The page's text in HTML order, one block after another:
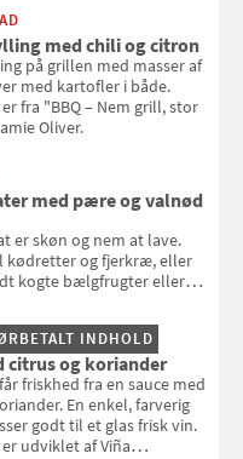
med chili og citron
på grillen med masser af
med kartofler i både.
fra "BBQ – Nem grill, stor
Oliver.
med pære og valnød
er skøn og nem at lave.
kødretter og fjerkræ, eller
kogte bælgfrugter eller
måltid. Opskriften er fra
kogebog "Salat".
INDHOLD
citrus og koriander
friskhed fra en sauce med
En enkel, farverig
godt til et glas frisk vin.
udviklet af Viña